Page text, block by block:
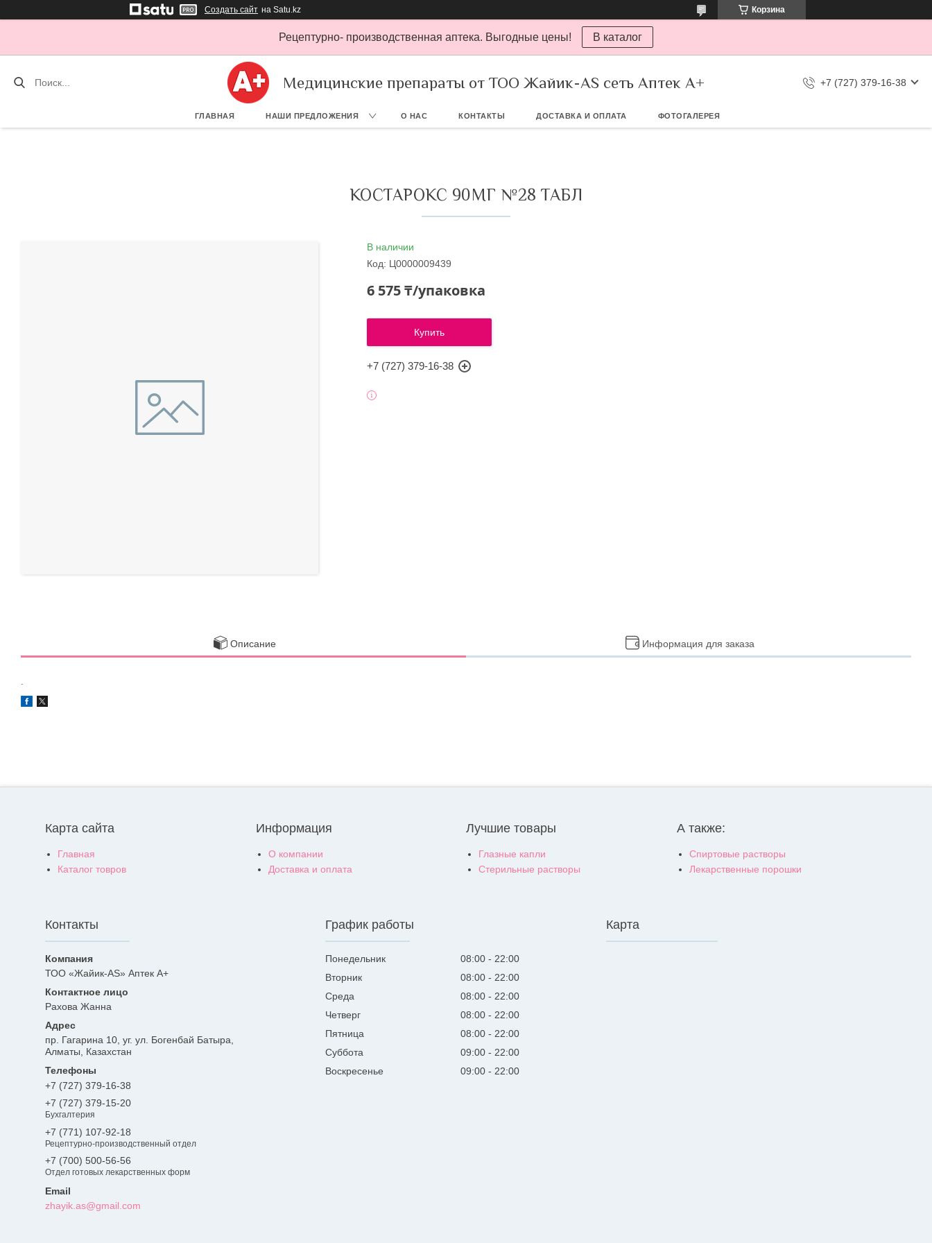
Создать сайт на Satu.kz Корзина
Рецептурно- производственная аптека. Выгодные цены! В каталог
Медицинские препараты от ТОО Жайик-AS сеть Аптек А+ +7 (727) 379-16-38
ГЛАВНАЯ НАШИ ПРЕДЛОЖЕНИЯ О НАС КОНТАКТЫ ДОСТАВКА И ОПЛАТА ФОТОГАЛЕРЕЯ
КОСТАРОКС 90МГ №28 ТАБЛ
В наличии
Код: Ц0000009439
6 575 ₸/упаковка
Купить
+7 (727) 379-16-38
Описание Информация для заказа
Карта сайта
Главная
Каталог товров
Информация
О компании
Доставка и оплата
Лучшие товары
Глазные капли
Стерильные растворы
А также:
Спиртовые растворы
Лекарственные порошки
Контакты
ТОО «Жайик-AS» Аптек А+
Рахова Жанна
пр. Гагарина 10, уг. ул. Богенбай Батыра,
Алматы, Казахстан
+7 (727) 379-16-38
+7 (727) 379-15-20
Бухгалтерия
+7 (771) 107-92-18
Рецептурно-производственный отдел
+7 (700) 500-56-56
Отдел готовых лекарственных форм
zhayik.as@gmail.com
График работы
Понедельник 08:00
22:00
Вторник
08:00
22:00
Среда
08:00
22:00
Четверг
08:00
22:00
Пятница
08:00
22:00
Суббота
09:00
22:00
Воскресенье
09:00 22:00
Карта